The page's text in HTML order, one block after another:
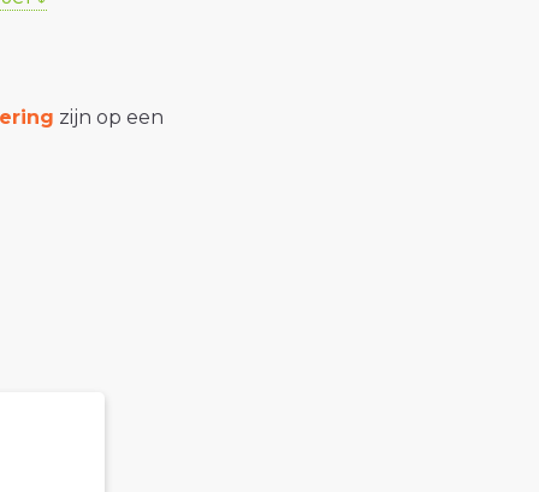
zijn op een